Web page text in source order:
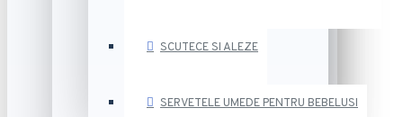
SCUTECE SI ALEZE
SERVETELE UMEDE PENTRU BEBELUSI